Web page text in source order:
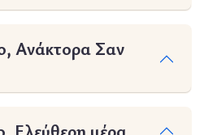
Ανάκτορα Σαν